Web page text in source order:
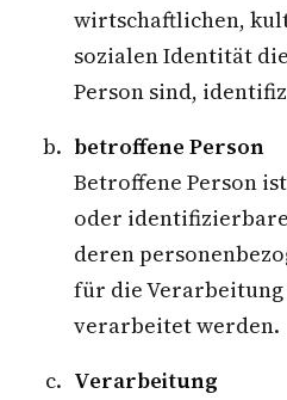
wirtschaftlichen,
sozialen Identität
Person sind,
betroffene Person
Betroffene Person
oder
deren
für die
verarbeitet werden.
Verarbeitung